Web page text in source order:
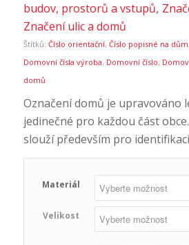
budov, prostorů a vstupů,
Značení ulic a domů
Štítků: Číslo orientační, Číslo popisné na dům,
Domovní čísla výroba, Domovní číslo,
domů
Označení domů je upravováno
jedinečné pro každou část
slouží především pro
Materiál
Velikost